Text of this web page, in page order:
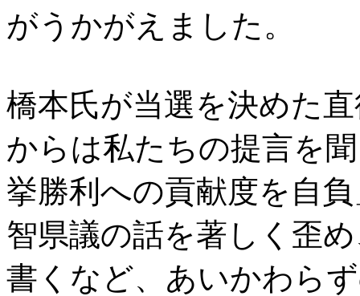
がうかがえました。
橋本氏が当選を決めた
からは私たちの提言を
挙勝利への貢献度を自
智県議の話を著しく歪
書くなど、あいかわら